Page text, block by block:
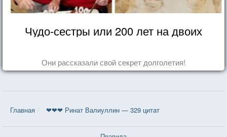
Чудо-сестры или 200 лет на двоих
Они рассказали свой секрет долголетия!
Главная ❤❤❤ Ринат Валиуллин — 329 цитат